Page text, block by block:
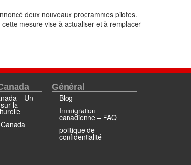
deux nouveaux programmes pilotes.
mesure vise à actualiser et à remplacer
– Un
la
Général
Blog
Immigration
canadienne – FAQ
politique de
confidentialité